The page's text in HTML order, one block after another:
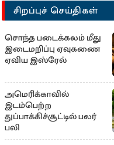
சிறப்புச் செய்திகள்
சொந்த படைக்கலம் மீது
இடைமறிப்பு ஏவுகணை
ஏவிய இஸ்ரேல்
அமெரிக்காவில்
இடம்பெற்ற
துப்பாக்கிச்சூட்டில் பலர்
பலி